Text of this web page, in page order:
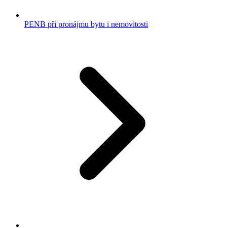
PENB při pronájmu bytu i nemovitosti